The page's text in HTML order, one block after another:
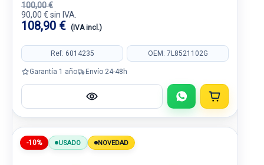
100,00 €
90,00 € sin IVA.
108,90 € (IVA incl.)
Ref: 6014235 OEM: 7L8521102G
Garantía 1 año Envío 24-48h
-10% USADO NOVEDAD